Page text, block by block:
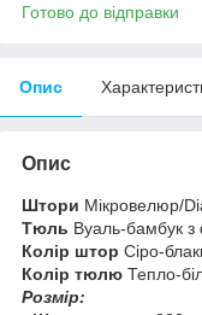
Готово до відправки
Опис
Опис
Штори Мікровелюр/
Тюль Вуаль-бамбук
Колір штор Сіро-
Колір тюлю Тепло-
Розмір: